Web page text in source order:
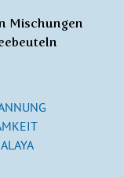
Mischungen